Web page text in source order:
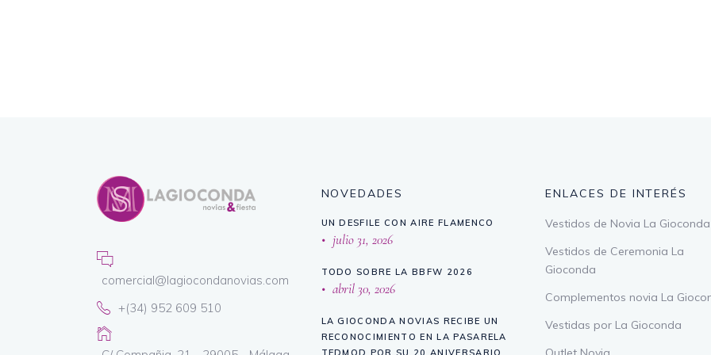
comercial@lagiocondanovias.com
+(34) 952 609 510
NOVEDADES
UN DESFILE CON AIRE FLAMENCO
julio 31, 2026
TODO SOBRE LA BBFW 2026
abril 30, 2026
LA GIOCONDA NOVIAS RECIBE UN
RECONOCIMIENTO EN LA PASARELA
TEDMOD POR SU 20 ANIVERSARIO
ENLACES DE INTERÉS
Vestidos de Novia La Gioconda
Vestidos de Ceremonia La
Gioconda
Complementos novia La
Vestidas por La Gioconda